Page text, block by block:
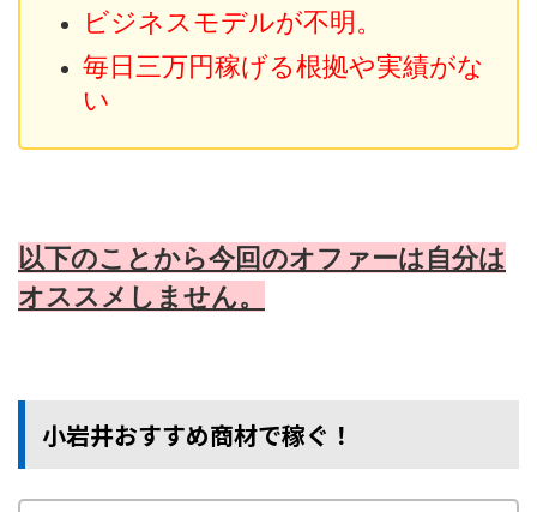
ビジネスモデルが不明。
毎日三万円稼げる根拠や実績がな
い
以下のことから今回のオファーは自分は
オススメしません。
小岩井おすすめ商材で稼ぐ！